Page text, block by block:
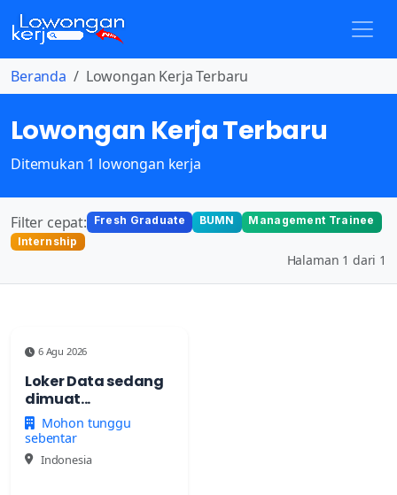
Beranda Lowongan Kerja Terbaru
Lowongan Kerja Terbaru
Ditemukan 1 lowongan kerja
Filter cepat: Fresh Graduate BUMN
Management Trainee
Internship
Halaman 1 dari 1
6 Agu 2026
Loker Data sedang
dimuat...
Mohon tunggu
sebentar
Indonesia